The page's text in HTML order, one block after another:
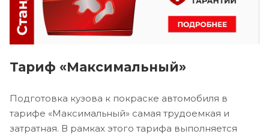
Тариф «Максимальный»
Подготовка кузова к покраске автомобиля в
тарифе «Максимальный» самая трудоемкая и
затратная. В рамках этого тарифа выполняется